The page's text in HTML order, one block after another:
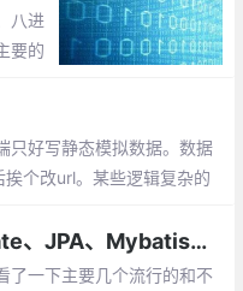
八进
要的
只好写静态模拟数据。数据
个改url。某些逻辑复杂的
模拟数据
几个数据持久化框架Hibernate、JPA、Mybatis、JOOQ和JDBC Template的比较
了一下主要几个流行的和不